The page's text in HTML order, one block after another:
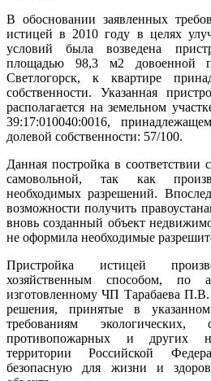
В обосновании заявленных
истицей в 2010 году в целях
условий была возведена
площадью 98,3 м2 довоенной
Светлогорск, к квартире
собственности. Указанная
располагается на земельном
39:17:010040:0016,
долевой собственности: 57/100.
Данная постройка в
самовольной, так как
необходимых разрешений.
возможности получить
вновь созданный объект
не оформила необходимые
Пристройка истицей
хозяйственным способом, по
изготовленному ЧП Тарабаева
решения, принятые в указанном
требованиям экологических,
противопожарных и других
территории Российской
безопасную для жизни и